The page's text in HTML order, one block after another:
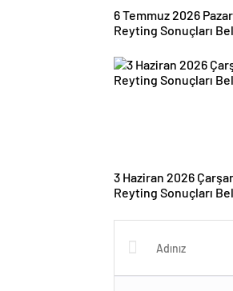
6 Temmuz 2026
Reyting Sonuçları
3 Haziran 2026
Reyting Sonuçları